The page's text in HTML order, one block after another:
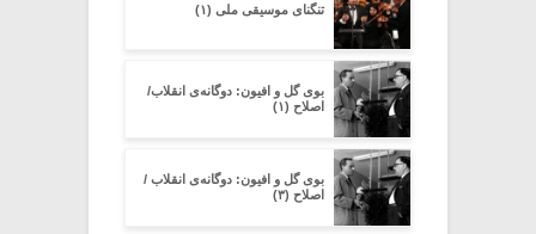
تنگنای موسیقی ملی (۱)
بوی گل و افیون: دوگانه‌ی انقلاب/
اصلاح (۱)
بوی گل و افیون: دوگانه‌ی انقلاب /
اصلاح (۳)